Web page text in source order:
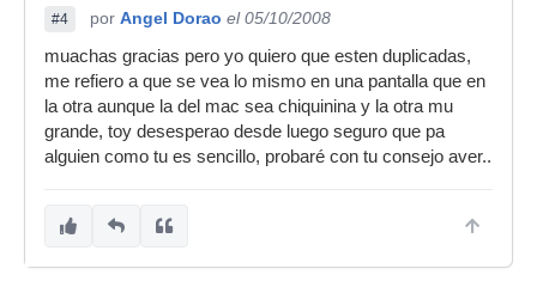
#4 por Angel Dorao el 05/10/2008
muachas gracias pero yo quiero que esten duplicadas,
me refiero a que se vea lo mismo en una pantalla que en
la otra aunque la del mac sea chiquinina y la otra mu
grande, toy desesperao desde luego seguro que pa
alguien como tu es sencillo, probaré con tu consejo aver..